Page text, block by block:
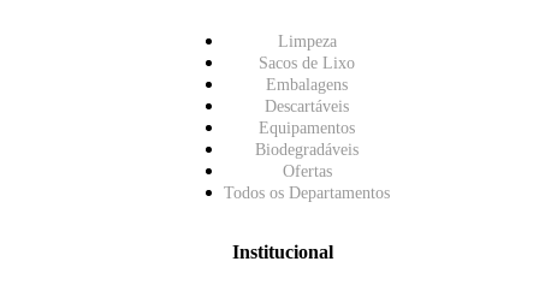
Limpeza
Sacos de Lixo
Embalagens
Descartáveis
Equipamentos
Biodegradáveis
Ofertas
Todos os Departamentos
Institucional